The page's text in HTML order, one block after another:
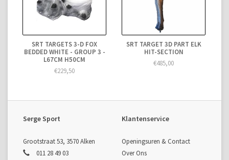
SRT TARGETS 3-D FOX
BEDDED WHITE - GROUP 3 -
L67CM H50CM
€229,50
SRT TARGET 3D PART ELK
HIT-SECTION
€485,00
Serge Sport
Grootstraat 53, 3570 Alken
011 28 49 03
Klantenservice
Openingsuren & Contact
Over Ons